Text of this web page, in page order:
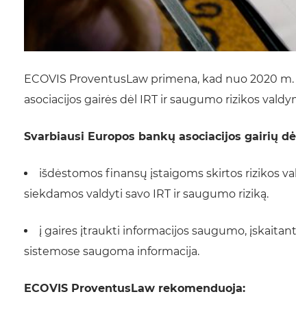
ECOVIS ProventusLaw primena, kad nuo 2020
asociacijos gairės dėl IRT ir saugumo rizikos
Svarbiausi Europos bankų asociacijos gairių
išdėstomos finansų įstaigoms skirtos rizikos
siekdamos valdyti savo IRT ir saugumo riziką.
į gaires įtraukti informacijos saugumo,
sistemose saugoma informacija.
ECOVIS ProventusLaw rekomenduoja: